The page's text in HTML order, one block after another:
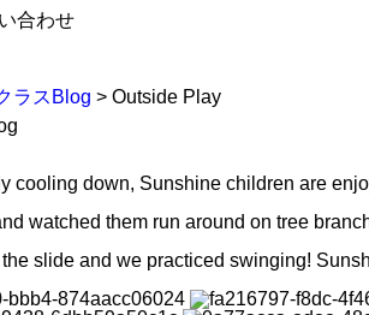
ラスBlog > Outside Play
cooling down, Sunshine children are
watched them run around on tree
slide and we practiced swinging!